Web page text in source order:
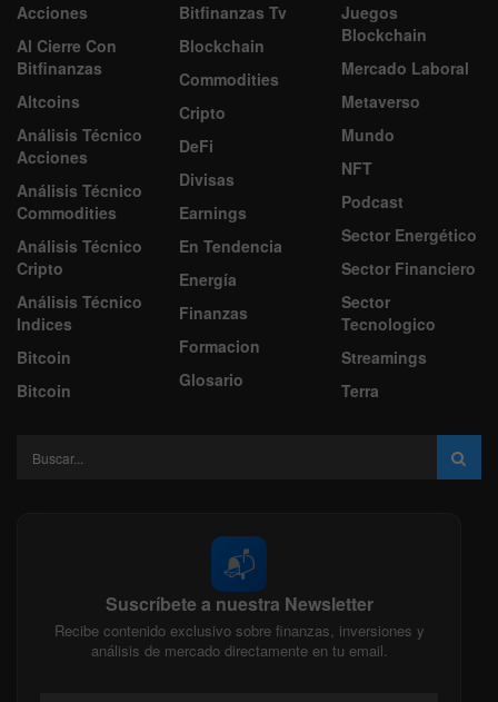
Acciones
Al Cierre Con
Bitfinanzas
Altcoins
Análisis Técnico
Acciones
Análisis Técnico
Commodities
Análisis Técnico
Cripto
Análisis Técnico
Indices
Bitcoin
Bitcoin
Bitfinanzas Tv
Blockchain
Commodities
Cripto
DeFi
Divisas
Earnings
En Tendencia
Energía
Finanzas
Formacion
Glosario
Juegos
Blockchain
Mercado Laboral
Metaverso
Mundo
NFT
Podcast
Sector Energético
Sector Financiero
Sector
Tecnologico
Streamings
Terra
📬
Suscríbete a nuestra Newsletter
Recibe contenido exclusivo sobre finanzas, inversiones y
análisis de mercado directamente en tu email.